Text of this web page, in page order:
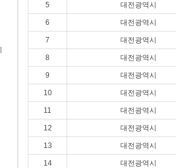
5 대전광역시
6 대전광역시
7 대전광역시
8 대전광역시
9 대전광역시
10 대전광역시
11 대전광역시
12 대전광역시
13 대전광역시
14 대전광역시